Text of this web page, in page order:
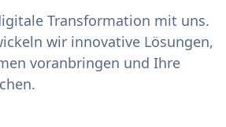
Transformation mit uns.
wir innovative Lösungen,
voranbringen und Ihre